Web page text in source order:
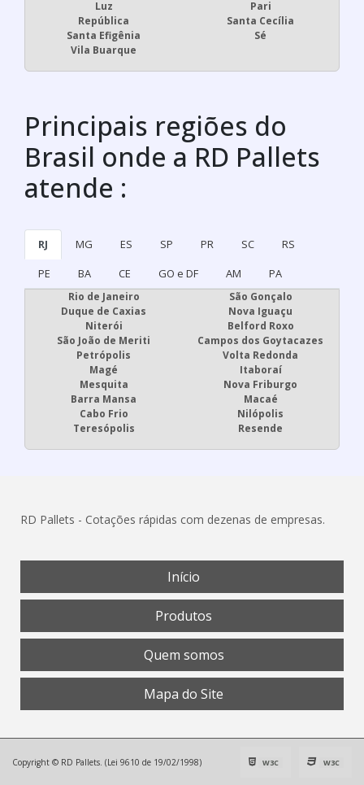
Luz
Pari
República
Santa Cecília
Santa Efigênia
Sé
Vila Buarque
Principais regiões do
Brasil onde a RD Pallets
atende :
RJ MG ES SP PR SC
RS
PE
BA CE GO e DF AM PA
Rio de Janeiro
São Gonçalo
Duque de Caxias
Nova Iguaçu
Niterói
Belford Roxo
São João de Meriti
Campos dos Goytacazes
Petrópolis
Volta Redonda
Magé
Itaboraí
Mesquita
Nova Friburgo
Barra Mansa
Macaé
Cabo Frio
Nilópolis
Teresópolis
Resende
RD Pallets - Cotações rápidas com dezenas de empresas.
Início
Produtos
Quem somos
Mapa do Site
Copyright © RD Pallets. (Lei 9610 de 19/02/1998) W3C W3C